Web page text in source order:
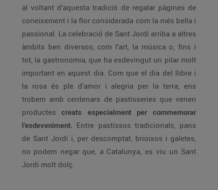
al voltant d’aquesta tradició de regalar pàgines de
coneixement i la flor considerada com la més bella i
passional. La celebració de Sant Jordi arriba a altres
àmbits ben diversos, com l’art, la música o, fins i
tot, la gastronomia, que ha esdevingut un pilar molt
important en aquest dia. Com que el dia del llibre i
la rosa és ple d’amor i alegria per la terra, ens
trobem amb centenars de pastisseries que venen
productes creats especialment per commemorar
l’esdeveniment. Entre pastissos tradicionals, pans
de Sant Jordi i, per descomptat, brioixos i galetes,
no podem negar que, a Catalunya, es viu un Sant
Jordi molt dolç.